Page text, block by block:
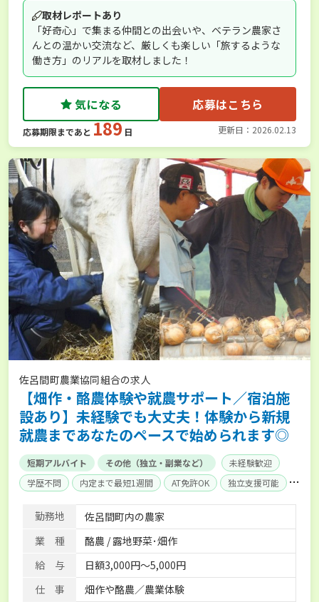
取材レポートあり
「好奇心」で集まる仲間との出会いや、ベテラン農家さ
んとの温かい交流など、厳しくも楽しい「旅するような
働き方」のリアルを取材しました！
気になる 応募はこちら
応募期限まであと 189 日 更新日：2026.02.13
佐呂間町農業協同組合の求人
【畑作・酪農体験や就農サポート／宿泊施
設あり】未経験でも大丈夫！体験から新規
就農まであなたのペースで始められます◎
短期アルバイト その他（独立・副業など）
未経験歓迎
学歴不問
内定まで最短1週間 AT免許OK
独立支援可能
勤務地
佐呂間町内の農家
業 種
酪農 / 露地野菜･畑作
給 与
日額3,000円～5,000円
仕 事
畑作や酪農／農業体験